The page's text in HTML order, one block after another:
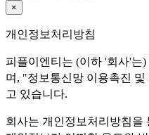
×
개인정보처리방침
피플이엔티는 (이하 '회사'는
며, "정보통신망 이용촉진
고 있습니다.
회사는 개인정보처리방침을